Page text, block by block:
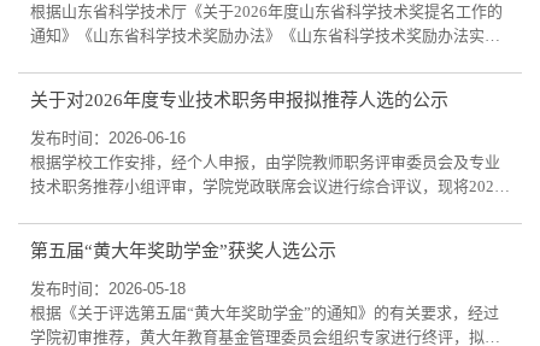
根据山东省科学技术厅《关于2026年度山东省科学技术奖提名工作的
通知》《山东省科学技术奖励办法》《山东省科学技术奖励办法实施
青岛海洋地质研究所、山东科技大学、山东省地质调查院（山东省自
然资源厅矿产勘查技术指导中心）共同完成的《浅海区海底高精度重
力测量关键技术、装备及应用》成果，拟...
关于对2026年度专业技术职务申报拟推荐人选的公示
发布时间：2026-06-16
根据学校工作安排，经个人申报，由学院教师职务评审委员会及专业
技术职务推荐小组评审，学院党政联席会议进行综合评议，现将2026
庆、蒋立军、恩和得力海工程实验系列正高级工程师：李洪丽工程实
验系列高级工程师：李健高教管理系列副研究员：徐驰公示时间为
2026年6月16日至6月18日，如对上述公示材料...
第五届“黄大年奖助学金”获奖人选公示
发布时间：2026-05-18
根据《关于评选第五届“黄大年奖助学金”的通知》的有关要求，经过
学院初审推荐，黄大年教育基金管理委员会组织专家进行终评，拟确